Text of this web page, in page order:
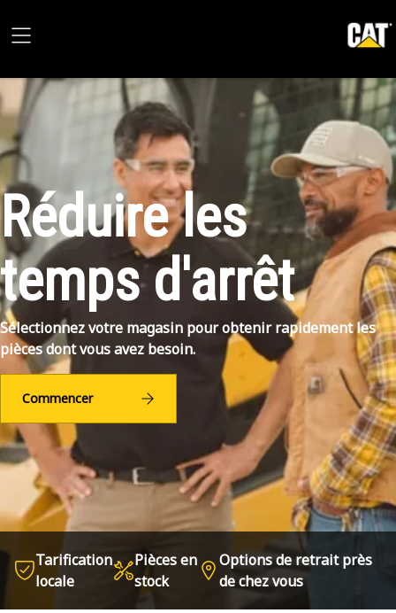
Réduire les
temps d'arrêt
Sélectionnez votre magasin pour obtenir rapidement les
pièces dont vous avez besoin.
Commencer
Tarification
locale
Pièces en
stock
Options de retrait près
de chez vous